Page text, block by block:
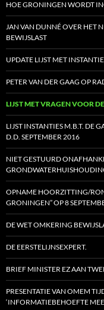
HOE GRONINGEN WORDT
JAN VAN DUNNÉ OVER HET
BEWIJSLAST
UPDATE LIJST MET
PETER VAN DER GAAG OP
LIJST MET VRAGEN VOOR
LIJST INSTANTIES M.B.T. DE
D.D. SEPTEMBER 2016
NIET GESTUURD
OPNAME HOORZITTING/
GRONINGEN” OP 8
DE WET OMKERING
DE EERSTELIJNSEXPERT.
BRIEF MINISTER EZ AAN
PRESENTATIE VAN OMEM
‘INFORMATIEBEHOEFTE